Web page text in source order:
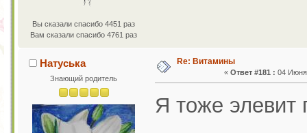
Вы сказали спасибо 4451 раз
Вам сказали спасибо 4761 раз
Натуська
Знающий родитель
Re: Витамины
« Ответ #181 : 04 Июня
Я тоже элевит